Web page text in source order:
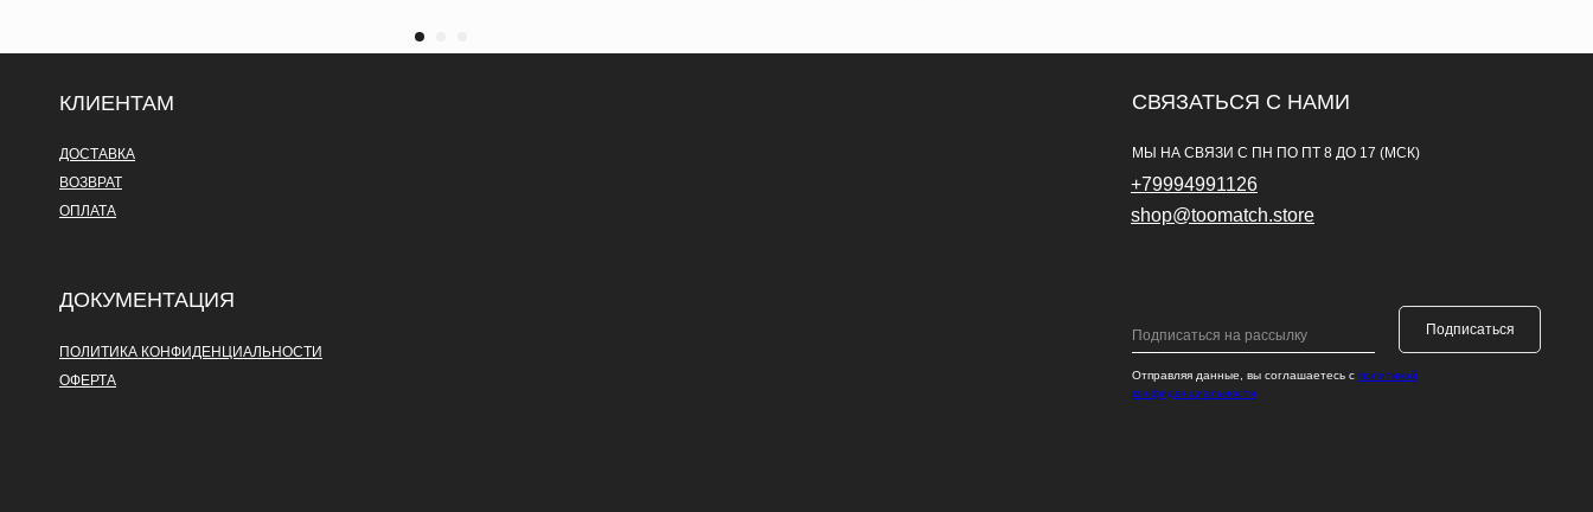
СВЯЗАТЬСЯ С НАМИ
МЫ НА СВЯЗИ С ПН ПО ПТ 8 ДО 17 (МСК)
КЛИЕНТАМ
+79994991126
ДОСТАВКА
ВОЗВРАТ
ПОЛИТИКА КОНФИДЕНЦИАЛЬНОСТИ
ОФЕРТА
Подписаться
Отправляя данные, вы соглашаетесь с политикой
конфиденциальности
ДОКУМЕНТАЦИЯ
ОПЛАТА shop@toomatch.store